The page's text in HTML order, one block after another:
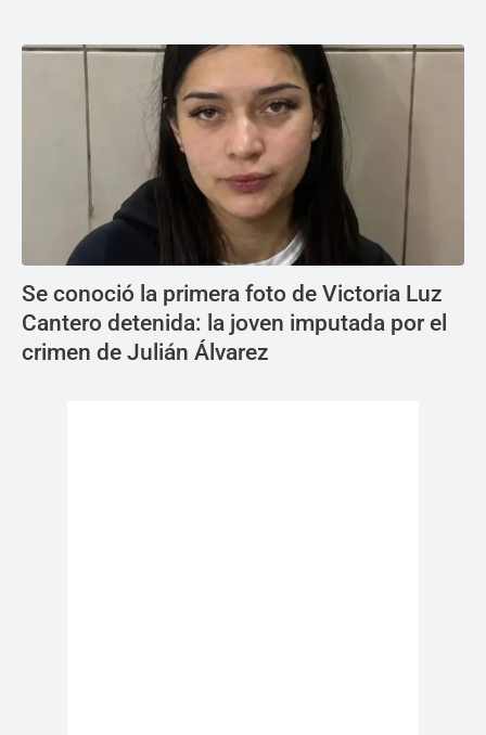
Se conoció la primera foto de Victoria Luz
Cantero detenida: la joven imputada por el
crimen de Julián Álvarez